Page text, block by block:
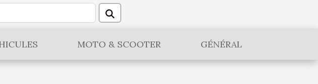
MOTO & SCOOTER GÉNÉRAL